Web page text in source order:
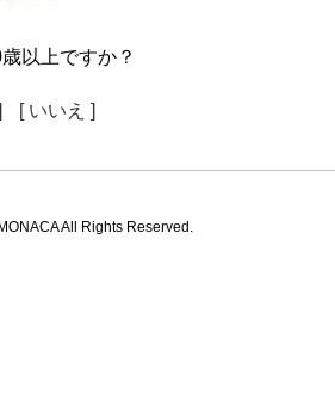
以上ですか？
[ いいえ ]
All Rights Reserved.